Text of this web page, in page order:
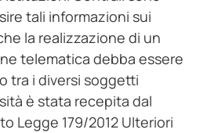
tali informazioni sui
la realizzazione di un
telematica debba essere
tra i diversi soggetti
è stata recepita dal
Legge 179/2012 Ulteriori